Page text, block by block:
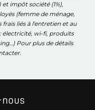
impôt société (1%),
(femme de ménage,
frais liés à l'entretien et au
électricité, wi-fi, produits
Pour plus de détails